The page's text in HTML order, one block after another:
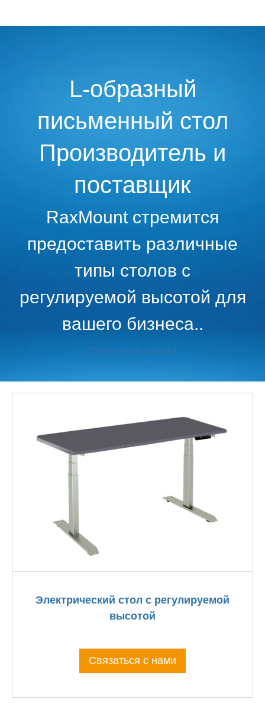
L-образный
письменный стол
Производитель и
поставщик
RaxMount стремится
предоставить различные
типы столов с
регулируемой высотой для
вашего бизнеса..
Связаться с нами
Электрический стол с регулируемой
высотой
Связаться с нами